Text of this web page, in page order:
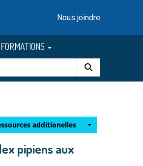
Nous joindre
additionelles
pipiens aux